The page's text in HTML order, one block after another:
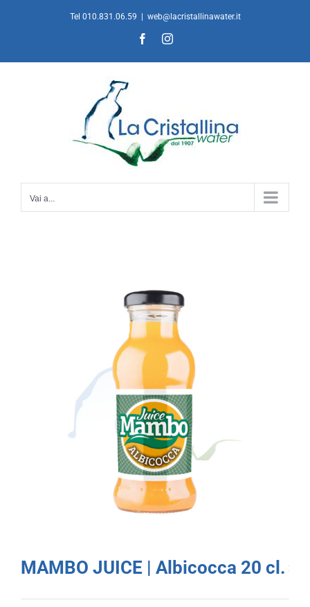
Tel 010.831.06.59 web@lacristallinawater.it
FacebookInstagram
Vai a...
MAMBO JUICE | Albicocca 20 cl.